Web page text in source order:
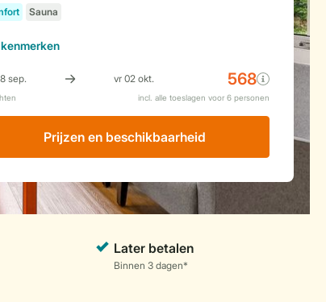
kenmerken
Prijzen en beschikbaarheid